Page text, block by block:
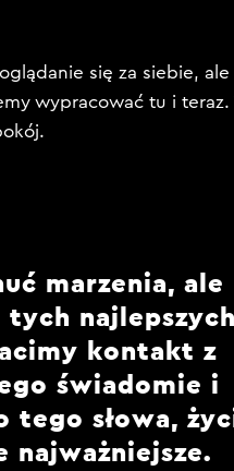
się za siebie, ale
wypracować tu i teraz.
marzenia, ale
kontakt z
świadomie i
tego słowa,
najważniejsze.